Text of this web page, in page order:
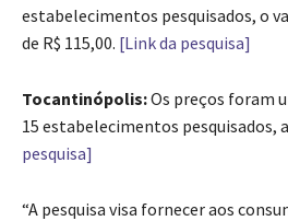
estabelecimentos pesquisados, o
de R$ 115,00. [Link da pesquisa]
Tocantinópolis:Os preços foram
15 estabelecimentos pesquisados, a
pesquisa]
“A pesquisa visa fornecer aos